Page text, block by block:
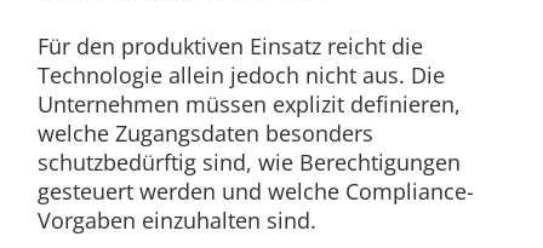
Für den produktiven Einsatz reicht die
Technologie allein jedoch nicht aus. Die
Unternehmen müssen explizit definieren,
welche Zugangsdaten besonders
schutzbedürftig sind, wie Berechtigungen
gesteuert werden und welche Compliance-
Vorgaben einzuhalten sind.